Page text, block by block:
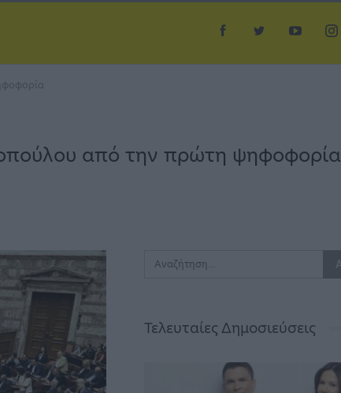
από την πρώτη ψηφοφορία
Τελευταίες Δημοσιεύσεις